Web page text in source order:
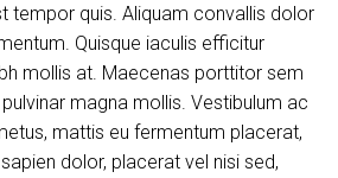
tempor quis. Aliquam convallis dolor
Quisque iaculis efficitur
mollis at. Maecenas porttitor sem
magna mollis. Vestibulum ac
mattis eu fermentum placerat,
dolor, placerat vel nisi sed,